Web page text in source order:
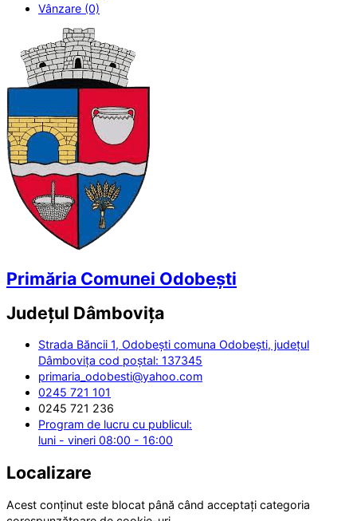
Vânzare (0)
Primăria Comunei Odobești
Județul Dâmbovița
Strada Băncii 1, Odobești comuna Odobești, județul
Dâmbovița cod poștal: 137345
primaria_odobesti@yahoo.com
0245 721 101
0245 721 236
Program de lucru cu publicul:
luni - vineri 08:00 - 16:00
Localizare
Acest conținut este blocat până când acceptați categoria